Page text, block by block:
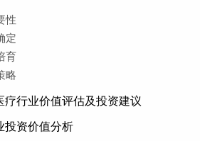
性
定
育
略
疗行业价值评估及投资建议
投资价值分析